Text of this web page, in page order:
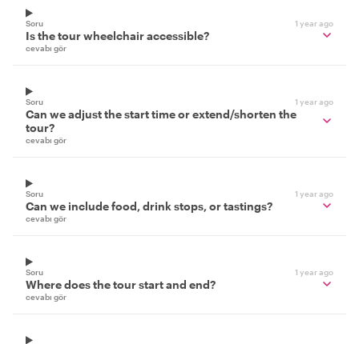
Soru 1 year ago
Is the tour wheelchair accessible?
cevabı gör
Soru 1 year ago
Can we adjust the start time or extend/shorten the
tour?
cevabı gör
Soru 1 year ago
Can we include food, drink stops, or tastings?
cevabı gör
Soru 1 year ago
Where does the tour start and end?
cevabı gör